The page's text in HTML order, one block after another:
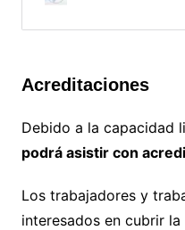
Acreditaciones
Debido a la capacidad
podrá asistir con
Los trabajadores y
interesados en cubrir